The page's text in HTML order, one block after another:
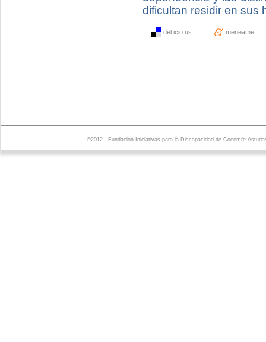
dificultan residir en sus
del.icio.us meneame
©2012 - Fundación Iniciativas para la Discapacidad de Cocemfe